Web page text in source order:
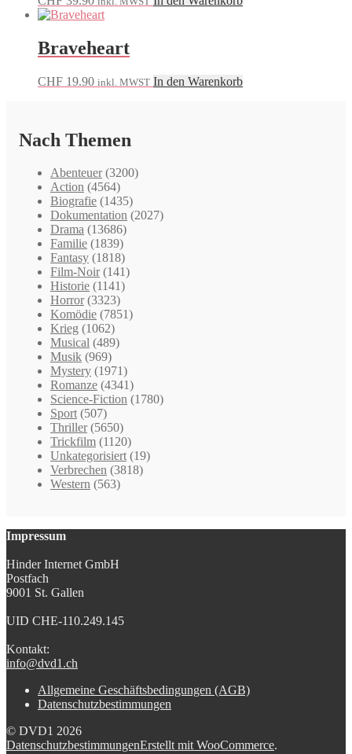
Braveheart
CHF 19.90 inkl. MWST In den Warenkorb
Nach Themen
Abenteuer (3200)
Action (4564)
Biografie (1435)
Dokumentation (2027)
Drama (13686)
Familie (1839)
Fantasy (1818)
Film-Noir (141)
Historie (1141)
Horror (3323)
Komödie (7851)
Krieg (1062)
Musical (489)
Musik (969)
Mystery (1971)
Romanze (4341)
Science-Fiction (1780)
Sport (507)
Thriller (5650)
Trickfilm (1120)
Unkategorisiert (19)
Verbrechen (3818)
Western (563)
Impressum
Hinder Internet GmbH
Postfach
9001 St. Gallen
UID CHE-110.249.145
Kontakt:
info@dvd1.ch
Allgemeine Geschäftsbedingungen (AGB)
Datenschutzbestimmungen
© DVD1 2026
DatenschutzbestimmungenErstellt mit WooCommerce.